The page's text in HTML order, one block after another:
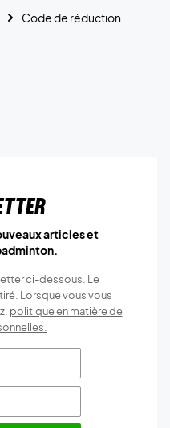
Code de réduction
articles et
ci-dessous. Le
Lorsque vous vous
politique en matière de